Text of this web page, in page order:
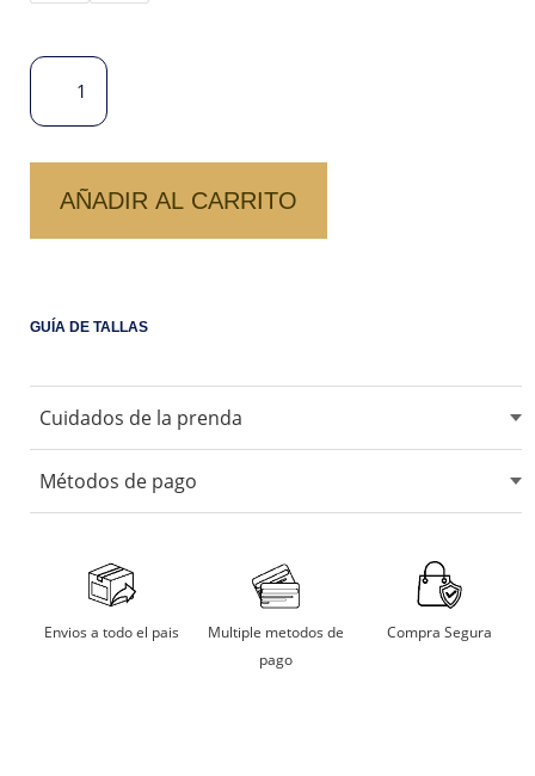
POLO
CUELLO
AÑADIR AL CARRITO
GUÍA DE TALLAS
Cuidados de la prenda
No usar maquina secadora.
Secarlo en sombra.
Planchar a temperatura moderada
Métodos de pago
Aceptamos tarjetas de crédito, débito, transferencias
bancarias y billeteras digitales.
Envios a todo el pais
Multiple metodos de
pago
Compra Segura